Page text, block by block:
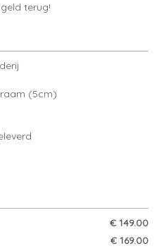
terug!
(5cm)
€ 149.00
€ 169.00